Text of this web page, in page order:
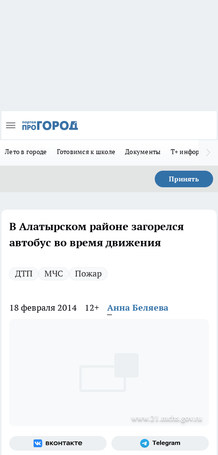
Лето в городе Готовимся к школе Документы Т+
Принять
В Алатырском районе загорелся
автобус во время движения
ДТП МЧС Пожар
18 февраля 2014 12+ Анна Беляева
www.21.mchs.gov.ru